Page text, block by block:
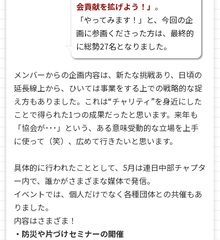
会貢献を拡げよう！」 。
「やってみます！」と、今回の企
画に参画くださった方は、最終的
に総勢27名となりました。
メンバーからの企画内容は、新たな挑戦あり、日頃の
延長線上から、ひいては事業をする上での戦略的な捉
え方もありました。これは“チャリティ”を身近にした
ことで得られた1つの成果だったと思います。来年も
「協会が･･･」という、ある意味受動的な立場を上手
に使って（笑）、広めて行きたいと思います。
具体的に行われたこととして、5月は連日中部チャプタ
ー内で、誰かがさまざまな媒体で発信。
イベントでは、個人だけでなく各種団体との共催もあ
りました。
内容はさまざま！
・防災や片づけセミナーの開催